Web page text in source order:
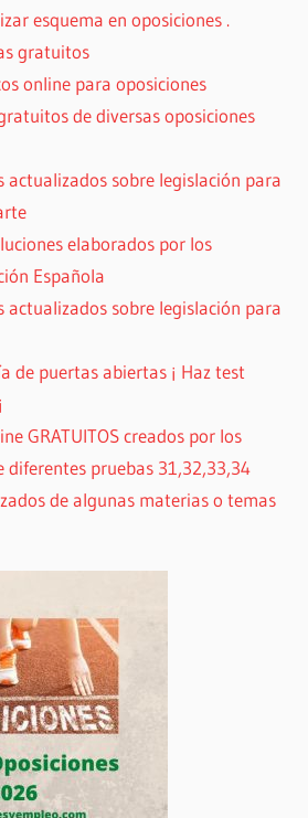
esquema en oposiciones .
gratuitos
online para oposiciones
de diversas oposiciones
actualizados sobre legislación para
elaborados por los
Española
actualizados sobre legislación para
de puertas abiertas ¡ Haz test
GRATUITOS creados por los
diferentes pruebas 31,32,33,34
de algunas materias o temas